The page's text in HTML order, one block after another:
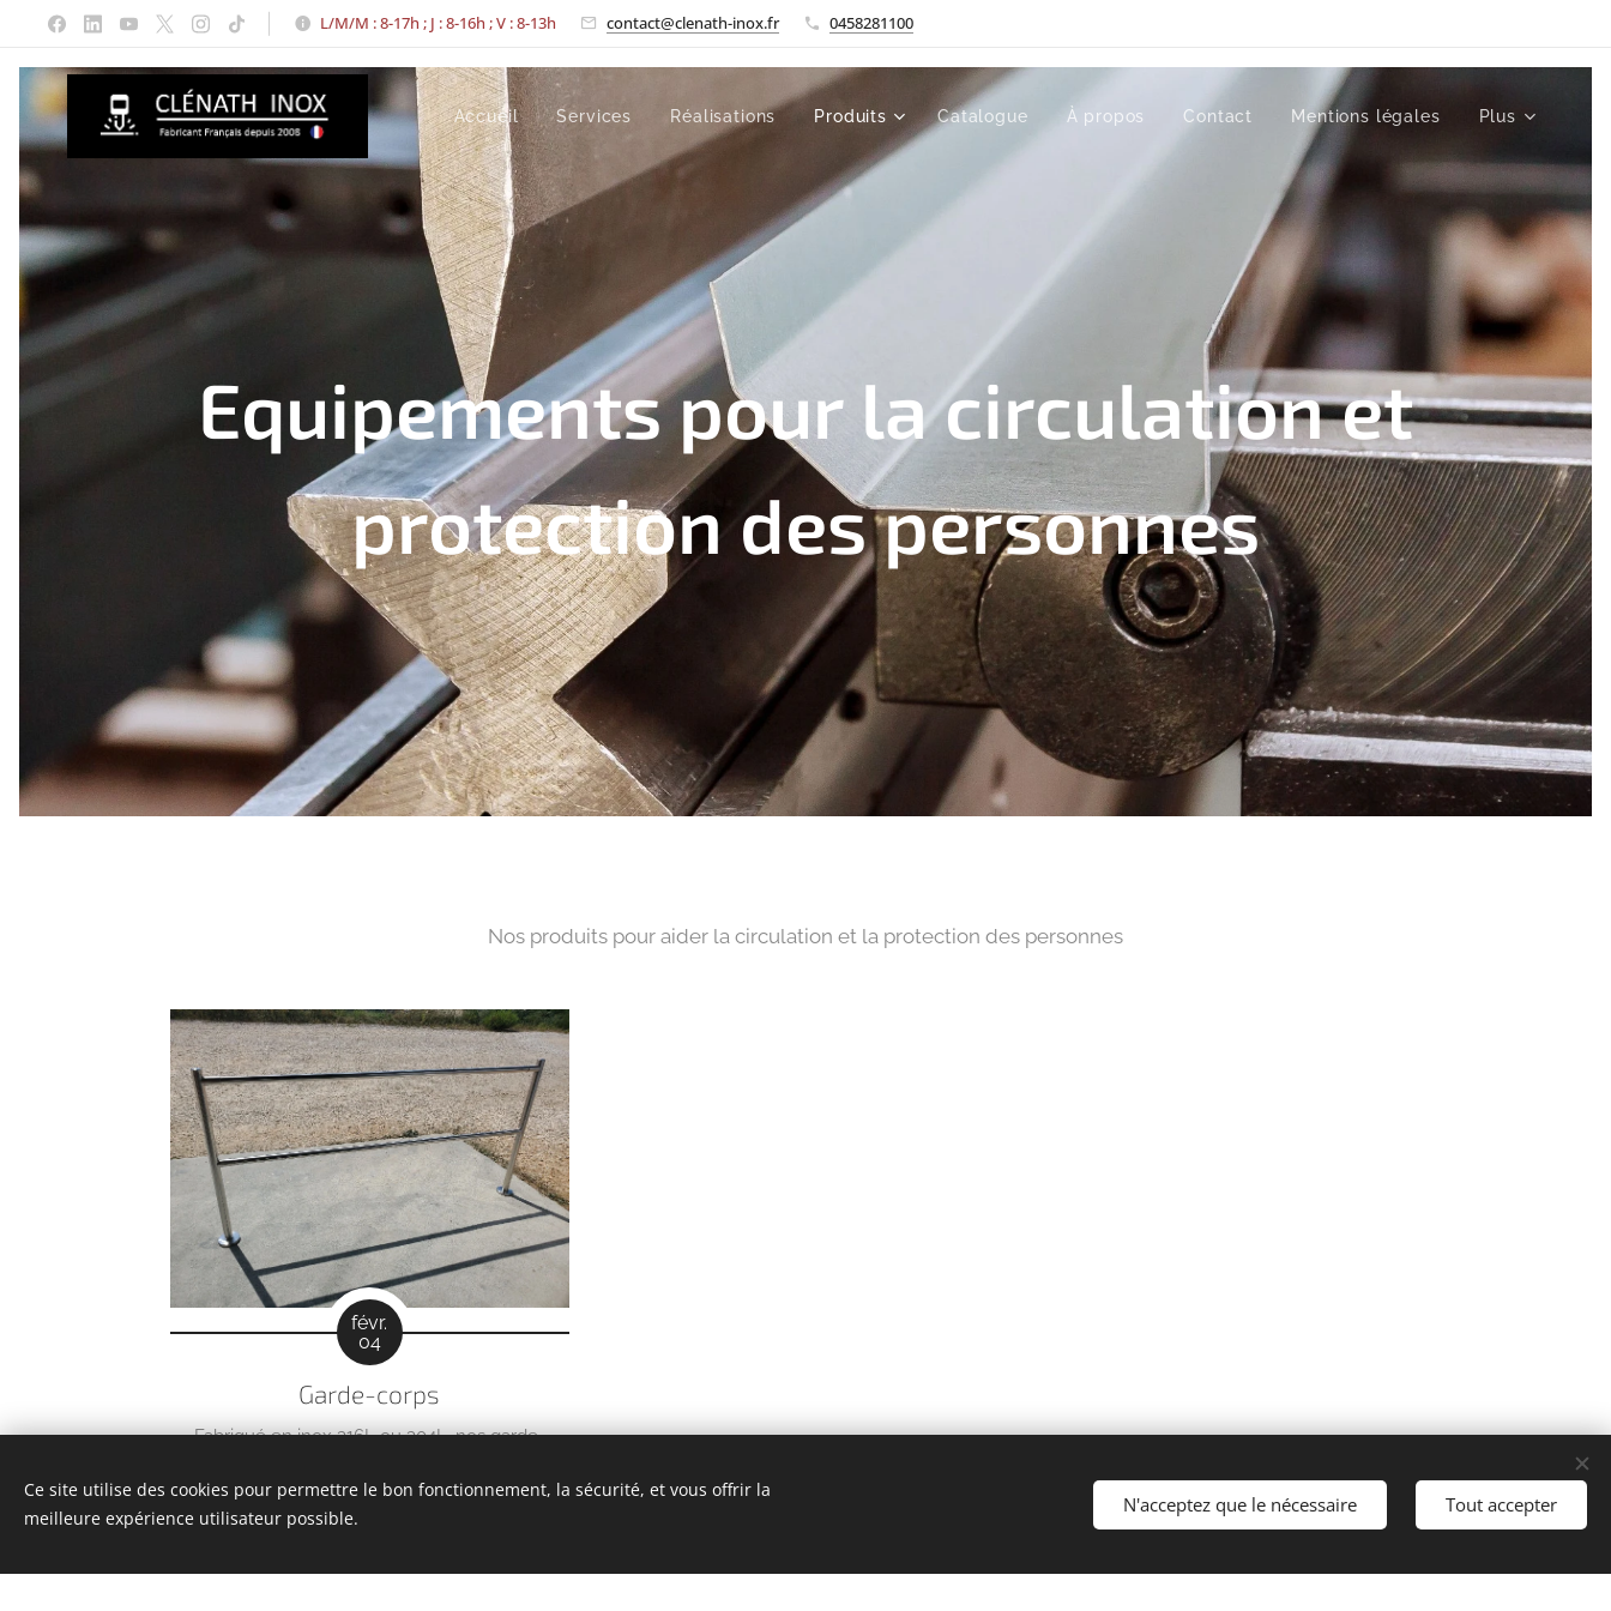
L/M/M : 8-17h ; J : 8-16h ; V : 8-13h contact@clenath-inox.fr 0458281100
Accueil Services Réalisations Produits Catalogue À propos Contact Mentions légales Plus
Equipements pour la circulation et
protection des personnes
Nos produits pour aider la circulation et la protection des personnes
févr.
04
Garde-corps
Fabriqué en inox 316L ou 304L, nos garde-
Ce site utilise des cookies pour permettre le bon fonctionnement, la sécurité, et vous offrir la
meilleure expérience utilisateur possible.
N'acceptez que le nécessaire Tout accepter